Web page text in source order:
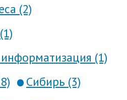
(2)
(1)
Сибирь (3)